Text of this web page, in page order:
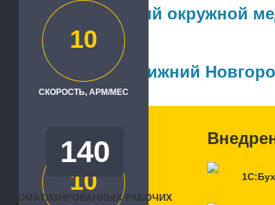
10
СКОРОСТЬ, АРМ/МЕС
10
ФБУЗ "Приволжский окружной
Исполнитель
"1С:Первый Бит, Нижний
140
АВТОМАТИЗИРОВАННЫХ РАБОЧИХ